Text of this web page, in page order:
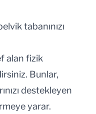
tabanınızı
alan fizik
Bunlar,
destekleyen
yarar.